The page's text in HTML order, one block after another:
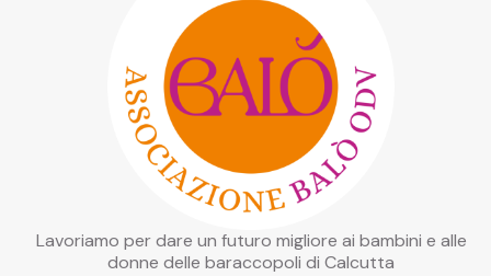
Lavoriamo per dare un futuro migliore ai bambini e alle
donne delle baraccopoli di Calcutta